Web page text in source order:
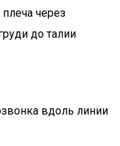
через
до талии
вдоль линии